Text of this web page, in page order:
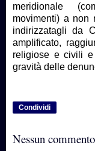
meridionale
movimenti) a non
indirizzatagli da
amplificato,
religiose e civili e
gravità delle
Condividi
Nessun